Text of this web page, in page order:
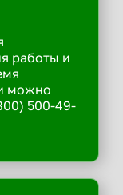
работы и
можно
500-49-